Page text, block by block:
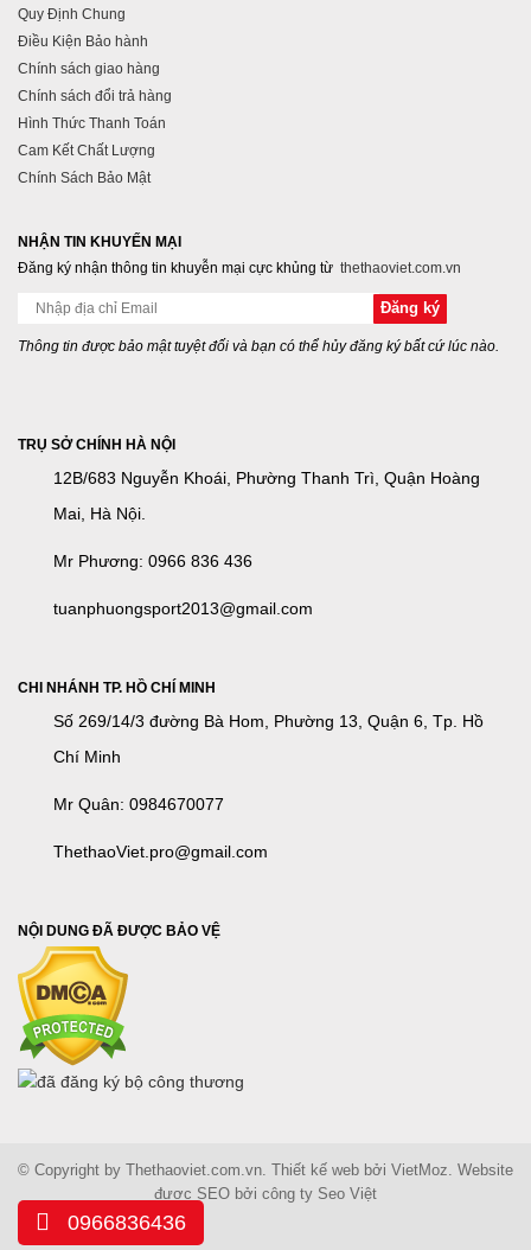
Quy Định Chung
Điều Kiện Bảo hành
Chính sách giao hàng
Chính sách đổi trả hàng
Hình Thức Thanh Toán
Cam Kết Chất Lượng
Chính Sách Bảo Mật
NHẬN TIN KHUYẾN MẠI
Đăng ký nhận thông tin khuyễn mại cực khủng từ thethaoviet.com.vn
Thông tin được bảo mật tuyệt đối và bạn có thể hủy đăng ký bất cứ lúc nào.
TRỤ SỞ CHÍNH HÀ NỘI
12B/683 Nguyễn Khoái, Phường Thanh Trì, Quận Hoàng
Mai, Hà Nội.
Mr Phương: 0966 836 436
tuanphuongsport2013@gmail.com
CHI NHÁNH TP. HỒ CHÍ MINH
Số 269/14/3 đường Bà Hom, Phường 13, Quận 6, Tp. Hồ
Chí Minh
Mr Quân: 0984670077
ThethaoViet.pro@gmail.com
NỘI DUNG ĐÃ ĐƯỢC BẢO VỆ
© Copyright by Thethaoviet.com.vn. Thiết kế web bởi VietMoz . Website
được SEO bởi công ty Seo Việt
0966836436